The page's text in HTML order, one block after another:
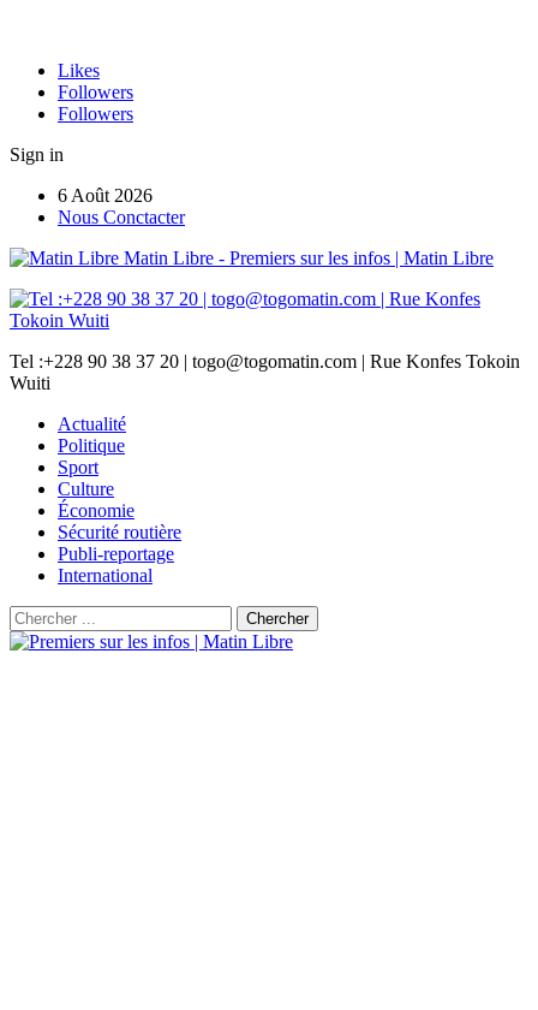
Likes
Followers
Followers
Sign in
6 Août 2026
Nous Conctacter
Matin Libre - Premiers sur les infos | Matin Libre
Tel :+228 90 38 37 20 | togo@togomatin.com | Rue Konfes Tokoin
Wuiti
Actualité
Politique
Sport
Culture
Économie
Sécurité routière
Publi-reportage
International